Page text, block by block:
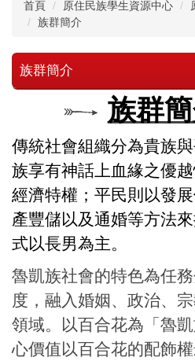
首頁 原住民族學生資源中心
族群簡介
族群簡介
族群
傳統社會組織分為貴族
族享有神話上血緣之優
經濟特權；平民則以發
產豐儲以及通婚等方法
式以長男為主。
魯凱族社會的特色為任
度，融入婚姻、政治、
領域。以百合花為「魯
心價值以百合花的配飾